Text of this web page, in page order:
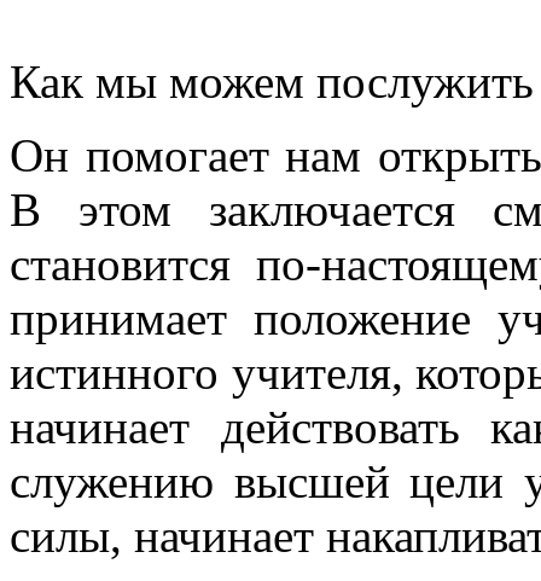
Как мы можем
Он помогает нам
В этом заключается
становится по-
принимает положение
истинного учителя,
начинает действовать
служению высшей цели у
силы, начинает